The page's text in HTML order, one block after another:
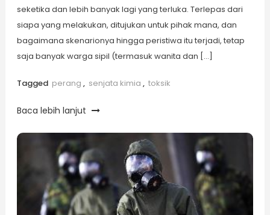
seketika dan lebih banyak lagi yang terluka. Terlepas dari
siapa yang melakukan, ditujukan untuk pihak mana, dan
bagaimana skenarionya hingga peristiwa itu terjadi, tetap
saja banyak warga sipil (termasuk wanita dan […]
Tagged perang , senjata kimia , toksik
Baca lebih lanjut